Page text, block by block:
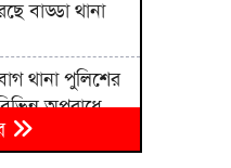
বাড্ডা থানা
থানা পুলিশের
অপরাধে